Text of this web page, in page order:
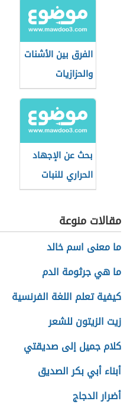
الفرق بين الأشنات
والحزازيات
بحث عن الإجهاد
الحراري للنبات
مقالات منوعة
ما معنى اسم خالد
ما هي جرثومة الدم
كيفية تعلم اللغة الفرنسية
زيت الزيتون للشعر
كلام جميل إلى صديقتي
أبناء أبي بكر الصديق
أضرار الدجاج